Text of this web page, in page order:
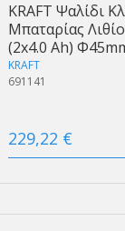
KRAFT Ψαλίδι
Μπαταρίας
(2x4.0 Ah)
KRAFT
691141
229,22 €